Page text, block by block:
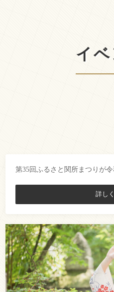
イベ
第35回ふるさと関所まつりが
詳し